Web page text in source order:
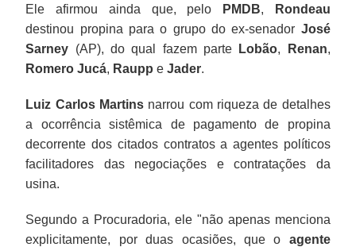
Ele afirmou ainda que, pelo PMDB,
Rondeau
destinou propina para o grupo do ex-senador José
Sarney (AP), do qual fazem parte Lobão, Renan,
Romero Jucá, Raupp eJader.
Luiz Carlos Martins narrou com riqueza de detalhes
a ocorrência sistêmica de pagamento de propina
decorrente dos citados contratos a agentes políticos
facilitadores das negociações e contratações da
usina.
Segundo a Procuradoria, ele "não apenas menciona
explicitamente, por duas ocasiões, que o agente